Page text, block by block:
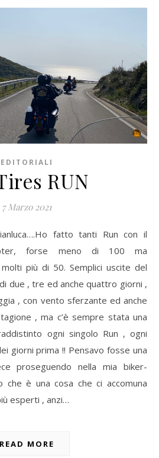
EDITORIALI
RUN
7 Marzo 2021
fatto tanti Run con il
forse meno di 100 ma
più di 50. Semplici uscite del
due , tre ed anche quattro giorni ,
, con vento sferzante ed anche
, ma c’è sempre stata una
ogni singolo Run , ogni
giorni prima !! Pensavo fosse una
proseguendo nella mia biker-
che è una cosa che ci accomuna
esperti , anzi…
READ MORE